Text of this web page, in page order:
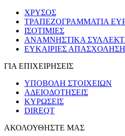
ΧΡΥΣΟΣ
ΤΡΑΠΕΖΟΓΡΑΜΜΑΤΙΑ
ΙΣΟΤΙΜΙΕΣ
ΑΝΑΜΝΗΣΤΙΚΑ
ΕΥΚΑΙΡΙΕΣ
ΓΙΑ ΕΠΙΧΕΙΡΗΣΕΙΣ
ΥΠΟΒΟΛΗ ΣΤΟΙΧΕΙΩΝ
ΑΔΕΙΟΔΟΤΗΣΕΙΣ
ΚΥΡΩΣΕΙΣ
DIREQT
ΑΚΟΛΟΥΘΗΣΤΕ ΜΑΣ